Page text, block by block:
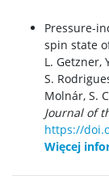
Pressure-
spin state
L. Getzner,
S.
Molnár, S.
Journal of
https://
Więcej